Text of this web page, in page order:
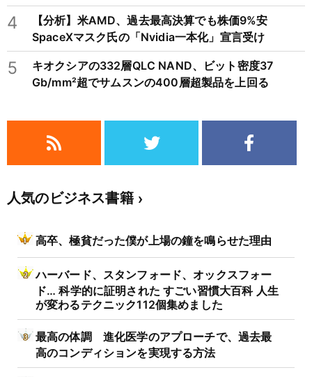
4
【分析】米AMD、過去最高決算でも株価9%安
SpaceXマスク氏の「Nvidia一本化」宣言受け
5
キオクシアの332層QLC NAND、ビット密度37
Gb/mm²超でサムスンの400層超製品を上回る
人気のビジネス書籍
高卒、極貧だった僕が上場の鐘を鳴らせた理由
ハーバード、スタンフォード、オックスフォー
ド… 科学的に証明された すごい習慣大百科 人生
が変わるテクニック112個集めました
最高の体調 進化医学のアプローチで、過去最
高のコンディションを実現する方法